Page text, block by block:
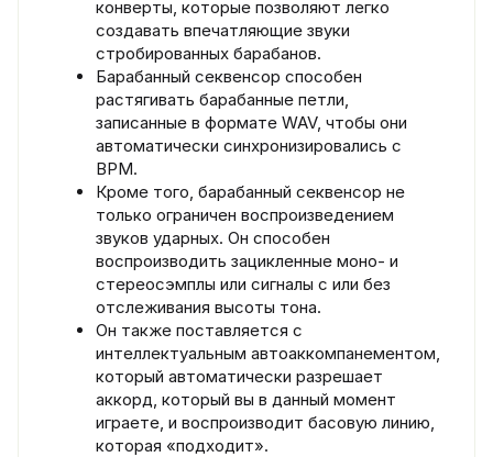
конверты, которые позволяют легко
создавать впечатляющие звуки
стробированных барабанов.
Барабанный секвенсор способен
растягивать барабанные петли,
записанные в формате WAV, чтобы они
автоматически синхронизировались с
BPM.
Кроме того, барабанный секвенсор не
только ограничен воспроизведением
звуков ударных. Он способен
воспроизводить зацикленные моно- и
стереосэмплы или сигналы с или без
отслеживания высоты тона.
Он также поставляется с
интеллектуальным автоаккомпанементом,
который автоматически разрешает
аккорд, который вы в данный момент
играете, и воспроизводит басовую линию,
которая «подходит».